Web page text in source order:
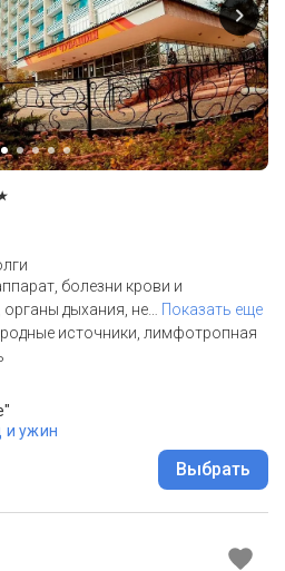
болезни крови и
дыхания, не… Показать еще
источники, лимфотропная
и ужин
Выбрать